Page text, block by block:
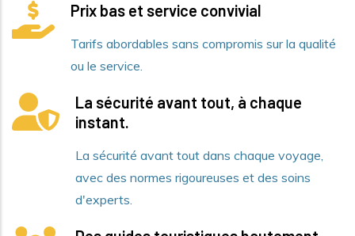
Prix bas et service convivial
Tarifs abordables sans compromis sur la qualité
ou le service.
La sécurité avant tout, à chaque
instant.
La sécurité avant tout dans chaque voyage,
avec des normes rigoureuses et des soins
d'experts.